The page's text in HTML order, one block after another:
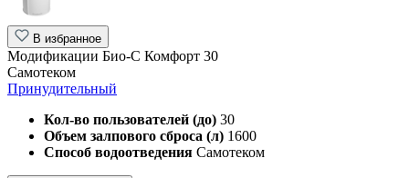
В избранное
Модификации Био-С Комфорт 30
Самотеком
Принудительный
Кол-во пользователей (до) 30
Объем залпового сброса (л) 1600
Способ водоотведения Самотеком